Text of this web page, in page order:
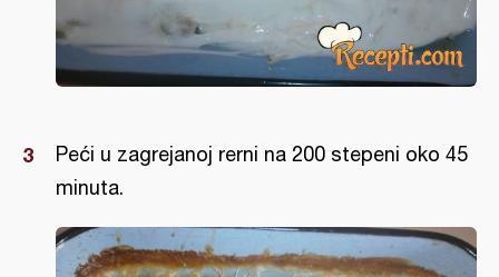
Peći u zagrejanoj rerni na 200 stepeni oko 45
minuta.